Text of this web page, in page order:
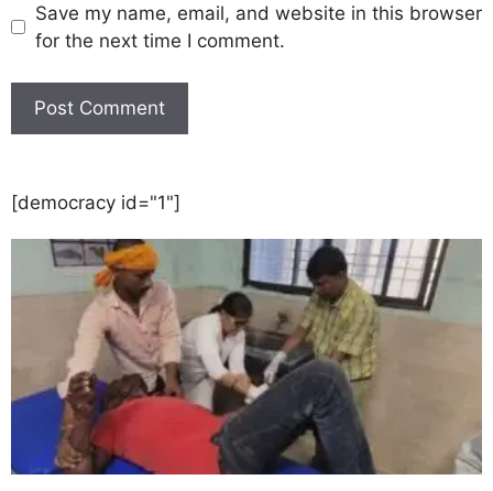
Save my name, email, and website in this browser
for the next time I comment.
[democracy id="1"]